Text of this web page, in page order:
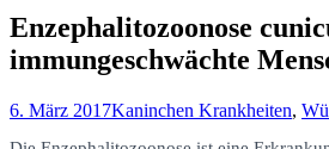
Enzephalitozoonose
immungeschwächte
6. März 2017Kaninchen Krankheiten,